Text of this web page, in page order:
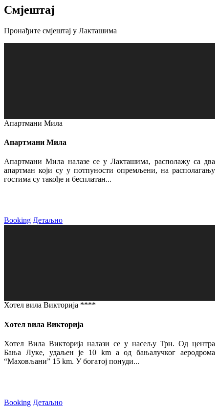
Смјештај
Пронађите смјештај у Лакташима
Апартмани Мила
Апартмани Мила
Апартмани Мила налазе се у Лакташима, располажу са два
апартман који су у потпуности опремљени, на располагању
гостима су такође и бесплатан...
Booking Детаљно
Хотел вила Викторија ****
Хотел вила Викторија
Хотел Вила Викторија налази се у насељу Трн. Од центра
Бања Луке, удаљен је 10 km а од бањалучког аеродрома
“Маховљани” 15 km. У богатој понуди...
Booking Детаљно